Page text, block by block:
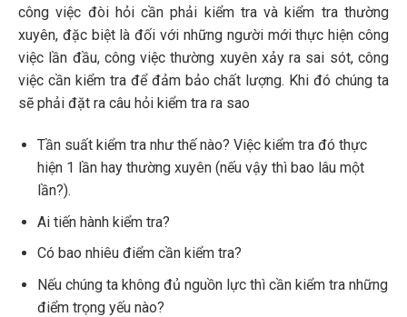
công việc đòi hỏi cần phải kiểm tra và kiểm tra thường
xuyên, đặc biệt là đối với những người mới thực hiện công
việc lần đầu, công việc thường xuyên xảy ra sai sót, công
việc cần kiểm tra để đảm bảo chất lượng. Khi đó chúng ta
sẽ phải đặt ra câu hỏi kiểm tra ra sao
Tần suất kiểm tra như thế nào? Việc kiểm tra đó thực
hiện 1 lần hay thường xuyên (nếu vậy thì bao lâu một
lần?).
Ai tiến hành kiểm tra?
Có bao nhiêu điểm cần kiểm tra?
Nếu chúng ta không đủ nguồn lực thì cần kiểm tra những
điểm trọng yếu nào?